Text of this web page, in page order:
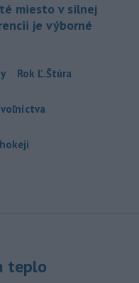
miesto v silnej
je výborné
Rok Ľ.Štúra
teplo